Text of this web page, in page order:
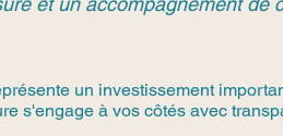
un investissement
s'engage à vos côtés avec